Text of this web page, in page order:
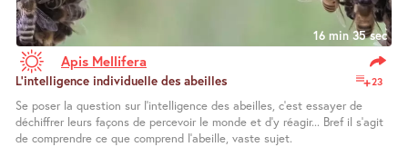
16 min 35 sec
Apis Mellifera
23
L’intelligence individuelle des abeilles
Se poser la question sur l’intelligence des abeilles, c’est essayer de
déchiffrer leurs façons de percevoir le monde et d’y réagir... Bref il s’agit
de comprendre ce que comprend l’abeille, vaste sujet.